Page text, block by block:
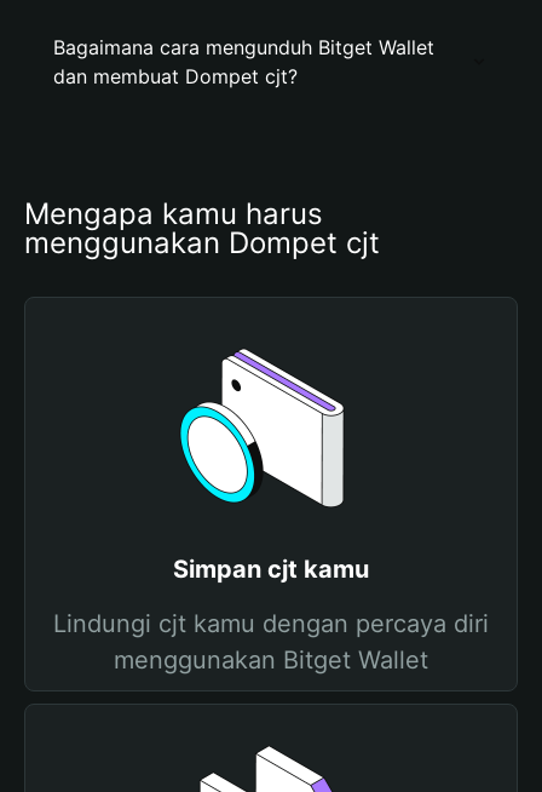
Bagaimana cara mengunduh Bitget Wallet
dan membuat Dompet cjt?
Mengapa kamu harus
menggunakan Dompet cjt
Simpan cjt kamu
Lindungi cjt kamu dengan percaya diri
menggunakan Bitget Wallet